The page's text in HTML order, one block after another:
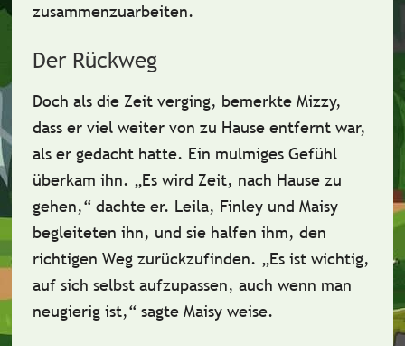
zusammenzuarbeiten.
Der Rückweg
Doch als die Zeit verging, bemerkte Mizzy,
dass er viel weiter von zu Hause entfernt war,
als er gedacht hatte. Ein mulmiges Gefühl
überkam ihn. „Es wird Zeit, nach Hause zu
gehen,“ dachte er. Leila, Finley und Maisy
begleiteten ihn, und sie halfen ihm, den
richtigen Weg zurückzufinden. „Es ist wichtig,
auf sich selbst aufzupassen, auch wenn man
neugierig ist,“ sagte Maisy weise.